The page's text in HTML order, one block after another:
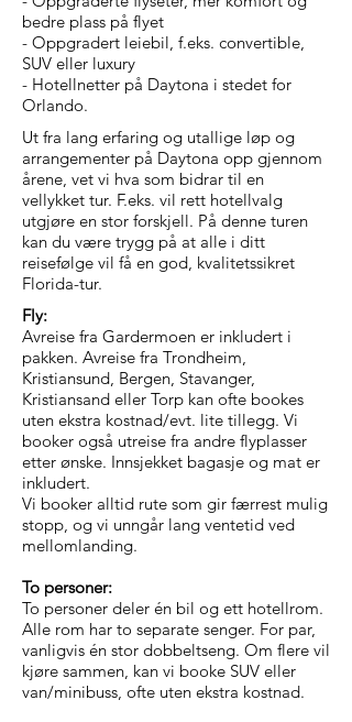
bedre plass på flyet
- Oppgradert leiebil, f.eks. convertible,
SUV eller luxury
- Hotellnetter på Daytona i stedet for
Orlando.
Ut fra lang erfaring og utallige løp og
arrangementer på Daytona opp gjennom
årene, vet vi hva som bidrar til en
vellykket tur. F.eks. vil rett hotellvalg
utgjøre en stor forskjell. På denne turen
kan du være trygg på at alle i ditt
reisefølge vil få en god, kvalitetssikret
Florida-tur.
Fly:
Avreise fra Gardermoen er inkludert i
pakken. Avreise fra Trondheim,
Kristiansund, Bergen, Stavanger,
Kristiansand eller Torp kan ofte bookes
uten ekstra kostnad/evt. lite tillegg. Vi
booker også utreise fra andre flyplasser
etter ønske. Innsjekket bagasje og mat er
inkludert.
Vi booker alltid rute som gir færrest mulig
stopp, og vi unngår lang ventetid ved
mellomlanding.
To personer:
To personer deler én bil og ett hotellrom.
Alle rom har to separate senger. For par,
vanligvis én stor dobbeltseng. Om flere vil
kjøre sammen, kan vi booke SUV eller
van/minibuss, ofte uten ekstra kostnad.